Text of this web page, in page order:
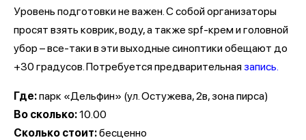
Уровень подготовки не важен. С собой организаторы
просят взять коврик, воду, а также spf-крем и головной
убор – все-таки в эти выходные синоптики обещают до
+30 градусов. Потребуется предварительная запись.
Где:парк «Дельфин» (ул. Остужева, 2в, зона пирса)
Во сколько:10.00
Сколько стоит:бесценно